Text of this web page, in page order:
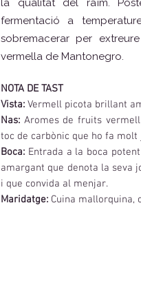
la qualitat del raïm.
fermentació a
sobremacerar per
vermella de Mantonegro.
NOTA DE TAST
Vista: Vermell picota brillant
Nas: Aromes de fruits
toc de carbònic que ho fa molt
Boca: Entrada a la boca
amargant que denota la seva
i que convida al menjar.
Maridatge: Cuina mallorquina,